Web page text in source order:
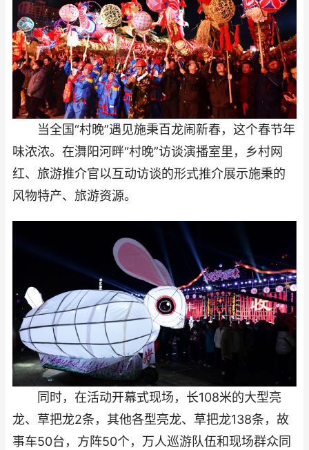
当全国“村晚”遇见施秉百龙闹新春，这个春节年
味浓浓。在㵲阳河畔“村晚”访谈演播室里，乡村网
红、旅游推介官以互动访谈的形式推介展示施秉的
风物特产、旅游资源。
同时，在活动开幕式现场，长108米的大型亮
龙、草把龙2条，其他各型亮龙、草把龙138条，故
事车50台，方阵50个，万人巡游队伍和现场群众同